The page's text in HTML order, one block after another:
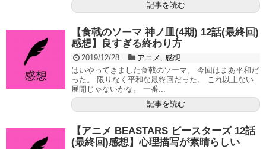
記事を読む
【食戟のソーマ 神ノ皿(4期) 12話(最終回)
感想】良すぎる終わり方
2019/12/28 アニメ , 感想
はいやってきました食戟のソーマ。 今回はまあ平和だ
った。 限りなく平和な最終回だった。 これ以上ない
展開じゃないかな。 一番...
記事を読む
【アニメ BEASTARS ビースターズ 12話
(最終回)感想】心理描写が素晴らしい